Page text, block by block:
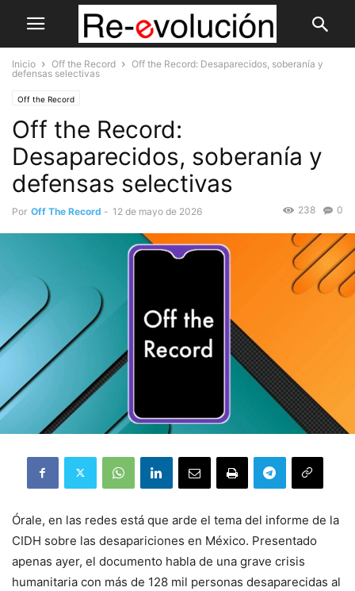
Inicio Off the Record
Off the Record: Desaparecidos, soberanía y
defensas selectivas
Off the Record
Off the Record:
Desaparecidos, soberanía y
defensas selectivas
Por Off The Record - 12 de mayo de 2026 0
238
Órale, en las redes está que arde el tema del informe de la
CIDH sobre las desapariciones en México. Presentado
apenas ayer, el documento habla de una grave crisis
humanitaria con más de 128 mil personas desaparecidas al